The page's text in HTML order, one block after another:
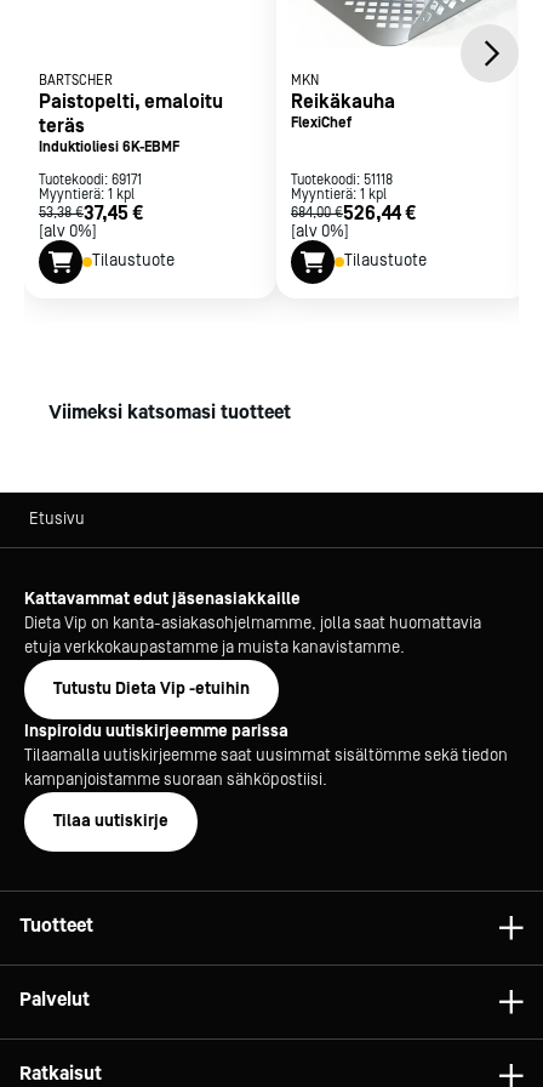
BARTSCHER
Paistopelti, emaloitu
teräs
Induktioliesi 6K-EBMF
Tuotekoodi: 69171
Myyntierä: 1 kpl
53,38 €37,45 €
[alv 0%]
Tilaustuote
MKN
Reikäkauha
FlexiChef
Tuotekoodi: 51118
Myyntierä: 1 kpl
684,00 €526,44 €
[alv 0%]
Tilaustuote
Viimeksi katsomasi tuotteet
Etusivu
Kattavammat edut jäsenasiakkaille
Dieta Vip on kanta-asiakasohjelmamme, jolla saat huomattavia
etuja verkkokaupastamme ja muista kanavistamme.
Tutustu Dieta Vip -etuihin
Inspiroidu uutiskirjeemme parissa
Tilaamalla uutiskirjeemme saat uusimmat sisältömme sekä tiedon
kampanjoistamme suoraan sähköpostiisi.
Tilaa uutiskirje
Tuotteet
Tarvikkeet
Palvelut
Konsultointi
Ratkaisut